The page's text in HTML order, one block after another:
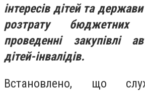
інтересів дітей та
розтрату
проведенні закупівлі
дітей-інвалідів.
Встановлено, що